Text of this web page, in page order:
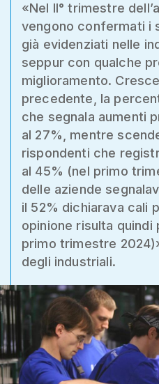
«Nel II° trimestre
vengono confermati i
già evidenziati nelle
seppur con qualche
miglioramento.
precedente, la
che segnala aumenti
al 27%, mentre
rispondenti che
al 45% (nel primo
delle aziende
il 52% dichiarava cali
opinione risulta quindi
primo trimestre
degli industriali.